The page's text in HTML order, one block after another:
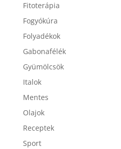
Fitoterápia
Fogyókúra
Folyadékok
Gabonafélék
Gyümölcsök
Italok
Mentes
Olajok
Receptek
Sport